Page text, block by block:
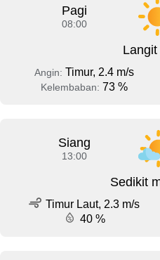
Pagi
08:00
Angin: Timur, 2.4 m/s
Kelembaban: 73 %
Siang
13:00
Sedikit
Timur Laut, 2.3 m/s
40 %